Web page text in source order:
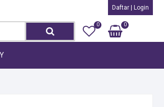
Daftar | Login
Search
for:
0
0